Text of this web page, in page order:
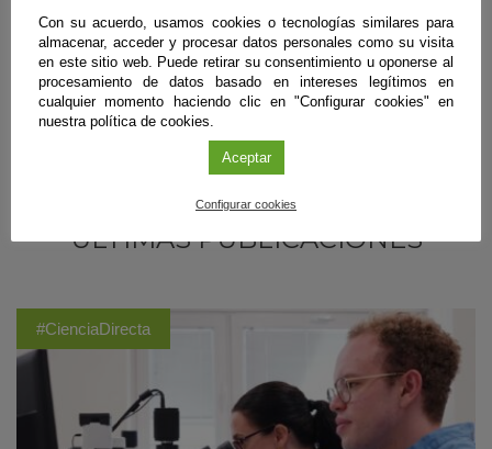
ÚLTIMAS PUBLICACIONES
#CienciaDirecta
Con su acuerdo, usamos cookies o tecnologías similares para
almacenar, acceder y procesar datos personales como su visita
en este sitio web. Puede retirar su consentimiento u oponerse al
procesamiento de datos basado en intereses legítimos en
cualquier momento haciendo clic en "Configurar cookies" en
nuestra política de cookies.
Aceptar
Configurar cookies